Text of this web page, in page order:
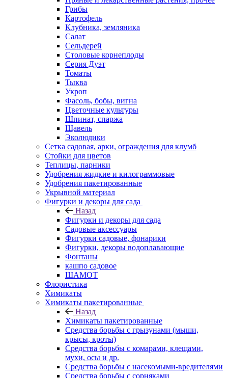
Грибы
Картофель
Клубника, земляника
Салат
Сельдерей
Столовые корнеплоды
Серия Дуэт
Томаты
Тыква
Укроп
Фасоль, бобы, вигна
Цветочные культуры
Шпинат, спаржа
Щавель
Эколюдики
Сетка садовая, арки, ограждения для клумб
Стойки для цветов
Теплицы, парники
Удобрения жидкие и килограммовые
Удобрения пакетированные
Укрывной материал
Фигурки и декоры для сада
Назад
Фигурки и декоры для сада
Садовые аксессуары
Фигурки садовые, фонарики
Фигурки, декоры водоплавающие
Фонтаны
кашпо садовое
ШАМОТ
Флористика
Химикаты
Химикаты пакетированные
Назад
Химикаты пакетированные
Средства борьбы с грызунами (мыши,
крысы, кроты)
Средства борьбы с комарами, клещами,
мухи, осы и др.
Средства борьбы с насекомыми-вредителями
Средства борьбы с сорняками